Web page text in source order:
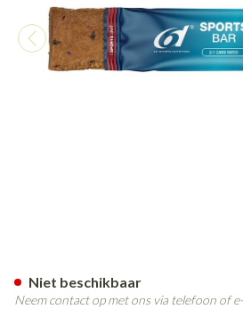
Niet beschikbaar
Neem contact op met ons via telefoon of